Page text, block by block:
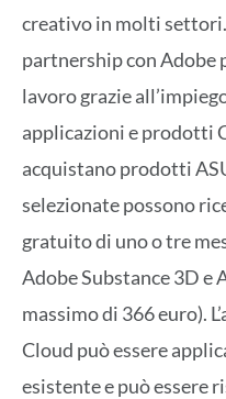
creativo in molti settori.
partnership con Adobe
lavoro grazie
applicazioni e prodotti
acquistano prodotti
selezionate possono
gratuito di uno o tre
Adobe Substance 3D e
massimo di 366 euro).
Cloud può essere
esistente e può essere